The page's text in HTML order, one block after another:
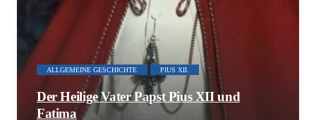
ALLGEMEINE GESCHICHTE PIUS XII.
Der Heilige Vater Papst Pius XII und
Fatima